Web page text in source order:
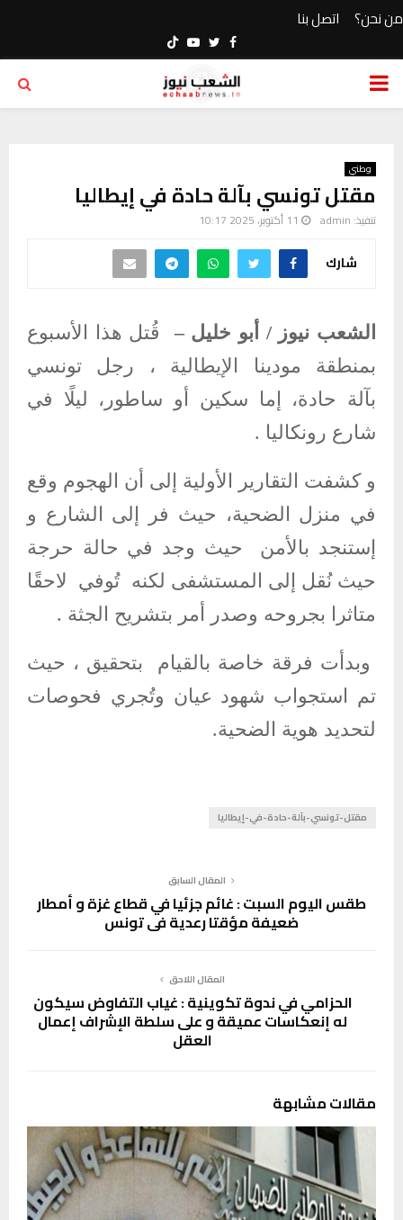
من نحن؟ اتصل بنا
Facebook
Twitter
Youtube
PRIMARY
وطني
مقتل تونسي بآلة حادة في إيطاليا
تنفيذ: admin 11 أكتوبر، 2025 10:17
شارك
الشعب نيوز / أبو خليل – قُتل هذا الأسبوع
بمنطقة مودينا الإيطالية ، رجل تونسي
بآلة حادة، إما سكين أو ساطور، ليلًا في
شارع رونكاليا .
و كشفت التقارير الأولية إلى أن الهجوم وقع
في منزل الضحية، حيث فر إلى الشارع و
إستنجد بالأمن حيث وجد في حالة حرجة
حيث نُقل إلى المستشفى لكنه تُوفي لاحقًا
متاثرا بجروحه وصدر أمر بتشريح الجثة .
وبدأت فرقة خاصة بالقيام بتحقيق ، حيث
تم استجواب شهود عيان وتُجري فحوصات
لتحديد هوية الضحية.
مقتل-تونسي-بآلة-حادة-في-إيطاليا
المقال السابق
طقس اليوم السبت : غائم جزئيا في قطاع غزة و أمطار
ضعيفة مؤقتا رعدية في تونس
المقال اللاحق
الحزامي في ندوة تكوينية : غياب التفاوض سيكون
له إنعكاسات عميقة و على سلطة الإشراف إعمال
العقل
مقالات مشابهة